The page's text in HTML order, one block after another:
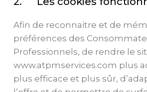
Afin de reconnaitre et de
préférences des
Professionnels, de rendre le
www.atpmservices.com plus
plus efficace et plus sûr,